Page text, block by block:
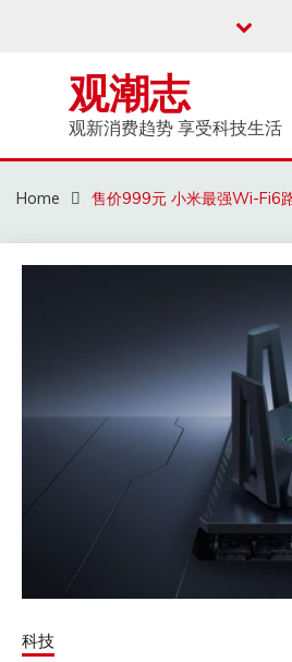
观潮志
观新消费趋势 享受科技生活
Home 售价999元 小米最强Wi-Fi6
科技